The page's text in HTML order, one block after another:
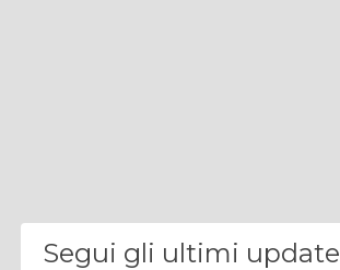
Segui gli ultimi update